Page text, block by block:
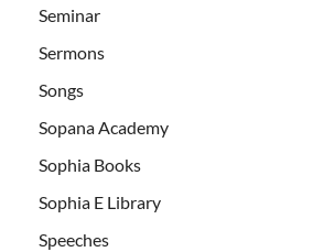
Seminar
Sermons
Songs
Sopana Academy
Sophia Books
Sophia E Library
Speeches